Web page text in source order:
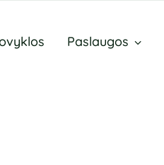
Paslaugos